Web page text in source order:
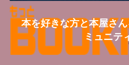
本を好きな方と本屋さ
ミュニテ